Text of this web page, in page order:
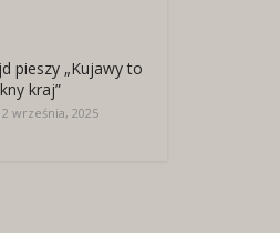
pieszy „Kujawy to
kraj”
września, 2025